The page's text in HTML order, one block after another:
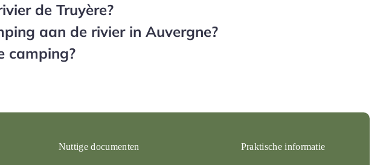
de Truyère?
aan de rivier in Auvergne?
camping?
Nuttige documenten Praktische informatie